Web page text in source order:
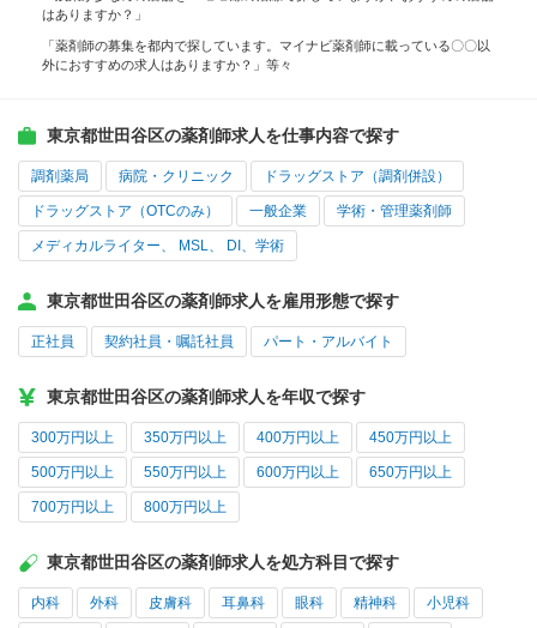
はありますか？」
「薬剤師の募集を都内で探しています。マイナビ薬剤師に載っている〇〇以
外におすすめの求人はありますか？」等々
東京都世田谷区の薬剤師求人を仕事内容で探す
調剤薬局 病院・クリニック ドラッグストア（調剤併設）
ドラッグストア（OTCのみ） 一般企業 学術・管理薬剤師
メディカルライター、 MSL、 DI、学術
東京都世田谷区の薬剤師求人を雇用形態で探す
正社員 契約社員・嘱託社員 パート・アルバイト
東京都世田谷区の薬剤師求人を年収で探す
300万円以上 350万円以上 400万円以上 450万円以上
500万円以上 550万円以上 600万円以上 650万円以上
700万円以上 800万円以上
東京都世田谷区の薬剤師求人を処方科目で探す
内科 外科 皮膚科 耳鼻科 眼科 精神科 小児科